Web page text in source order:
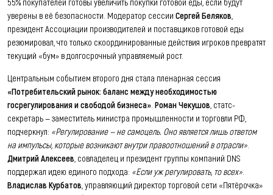
уверены в её безопасности. Модератор сессии Сергей Беляков
президент Ассоциации производителей и поставщиков готовой еды
резюмировал, что только скоординированные действия игроков превратят
текущий «бум» в долгосрочный управляемый рост.
Центральным событием второго дня стала пленарная сессия
«Потребительский рынок: баланс между необходимостью
госрегулирования и свободой бизнеса» Роман Чекушов , статс-
секретарь — заместитель министра промышленности и торговли РФ,
подчеркнул: «Регулирование — не самоцель. Оно является лишь ответом
на импульсы, которые возникают внутри правоотношений в отрасли»
Дмитрий Алексеев , совладелец и президент группы компаний DNS
поддержал идею единого подхода: «Если уж регулировать, то всех»
Владислав Курбатов , управляющий директор торговой сети «Пятёрочка»